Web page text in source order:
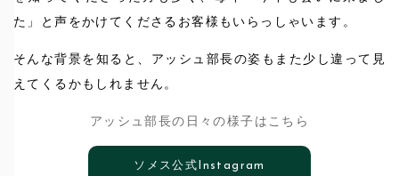
た」と声をかけてくださるお客様もいらっしゃいます。
そんな背景を知ると、アッシュ部長の姿もまた少し違って見
えてくるかもしれません。
アッシュ部長の日々の様子はこちら
ソメス公式Instagram